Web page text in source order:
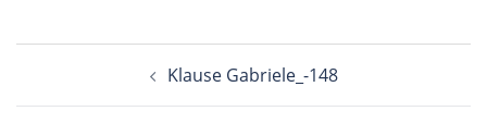
Klause Gabriele_-148